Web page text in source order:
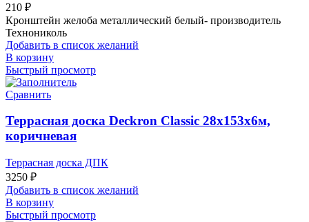
210 ₽
Кронштейн желоба металлический белый- производитель
Технониколь
Добавить в список желаний
В корзину
Быстрый просмотр
Сравнить
Террасная доска Deckron Classic 28х153х6м,
коричневая
Террасная доска ДПК
3250 ₽
Добавить в список желаний
В корзину
Быстрый просмотр